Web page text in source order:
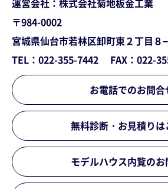
運営会社：株式会社菊地板金工業
〒984-0002
宮城県仙台市若林区卸町東２丁目８
TEL：022-355-7442
FAX：022-
お電話でのお問合
無料診断・お見積りは
モデルハウス内覧のお